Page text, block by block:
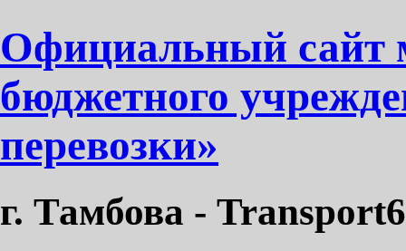
Официальный сайт
бюджетного
перевозки»
г. Тамбова -